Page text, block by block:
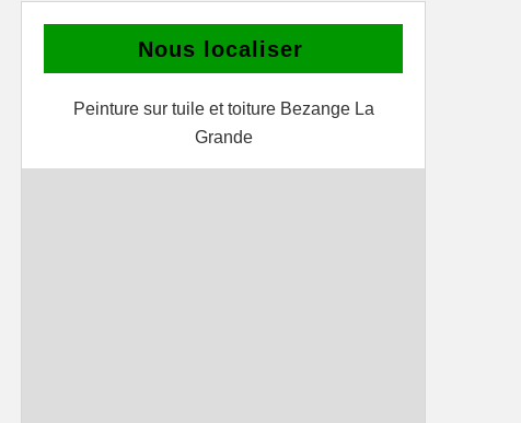
Nous localiser
Peinture sur tuile et toiture Bezange La
Grande